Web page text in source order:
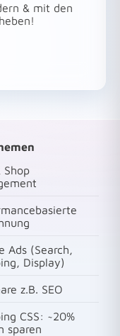
& mit den
Shop
Ads (Search,
Display)
z.B. SEO
CSS: ~20%
sparen